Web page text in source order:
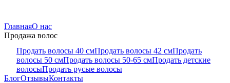
ГлавнаяО нас
Продажа волос
Продать волосы 40 смПродать волосы 42 смПродать
волосы 50 смПродать волосы 50-65 смПродать детские
волосыПродать русые волосы
БлогОтзывыКонтакты